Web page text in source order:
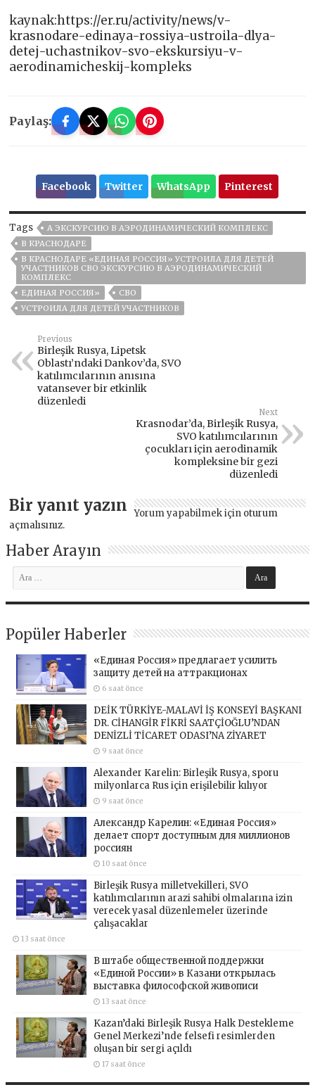
kaynak:https://er.ru/activity/news/v-
krasnodare-edinaya-rossiya-ustroila-dlya-
detej-uchastnikov-svo-ekskursiyu-v-
aerodinamicheskij-kompleks
Paylaş:
Facebook Twitter WhatsApp Pinterest
Tags
A ЭКСКУРСИЮ В АЭРОДИНАМИЧЕСКИЙ КОМПЛЕКС
В КРАСНОДАРЕ
В КРАСНОДАРЕ «ЕДИНАЯ РОССИЯ» УСТРОИЛА ДЛЯ ДЕТЕЙ
УЧАСТНИКОВ СВО ЭКСКУРСИЮ В АЭРОДИНАМИЧЕСКИЙ
КОМПЛЕКС
ЕДИНАЯ РОССИЯ»
СВО
УСТРОИЛА ДЛЯ ДЕТЕЙ УЧАСТНИКОВ
Previous
Birleşik Rusya, Lipetsk
Oblastı’ndaki Dankov’da, SVO
katılımcılarının anısına
vatansever bir etkinlik
düzenledi
Next
Krasnodar’da, Birleşik Rusya,
SVO katılımcılarının
çocukları için aerodinamik
kompleksine bir gezi
düzenledi
Bir yanıt yazın Yorum yapabilmek için oturum
açmalısınız.
Haber Arayın
Popüler Haberler
«Единая Россия» предлагает усилить
защиту детей на аттракционах
6 saat önce
DEİK TÜRKİYE-MALAVİ İŞ KONSEYİ BAŞKANI
DR. CİHANGİR FİKRİ SAATÇİOĞLU’NDAN
DENİZLİ TİCARET ODASI’NA ZİYARET
9 saat önce
Alexander Karelin: Birleşik Rusya, sporu
milyonlarca Rus için erişilebilir kılıyor
9 saat önce
Александр Карелин: «Единая Россия»
делает спорт доступным для миллионов
россиян
10 saat önce
Birleşik Rusya milletvekilleri, SVO
katılımcılarının arazi sahibi olmalarına izin
verecek yasal düzenlemeler üzerinde
çalışacaklar
13 saat önce
В штабе общественной поддержки
«Единой России» в Казани открылась
выставка философской живописи
13 saat önce
Kazan’daki Birleşik Rusya Halk Destekleme
Genel Merkezi’nde felsefi resimlerden
oluşan bir sergi açıldı
17 saat önce